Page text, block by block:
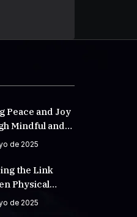
Peace and Joy
Mindful and
Practices
de 2025
the Link
Physical
and Mental
de 2025